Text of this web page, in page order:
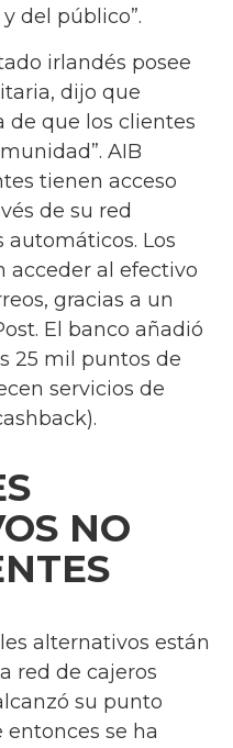
del público”.
irlandés posee
dijo que
de que los clientes
AIB
tienen acceso
de su red
Los
al efectivo
gracias a un
El banco añadió
25 mil puntos de
servicios de
NO
alternativos están
red de cajeros
su punto
entonces se ha